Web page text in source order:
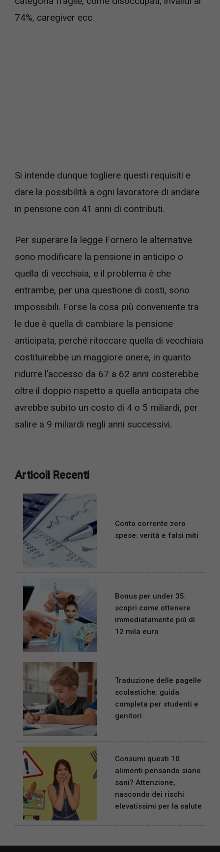
74%, caregiver ecc.
Si intende dunque togliere questi requisiti e
dare la possibilità a ogni lavoratore di andare
in pensione con 41 anni di contributi.
Per superare la legge Fornero le alternative
sono modificare la pensione in anticipo o
quella di vecchiaia, e il problema è che
entrambe, per una questione di costi, sono
impossibili. Forse la cosa più conveniente tra
le due è quella di cambiare la pensione
anticipata, perché ritoccare quella di vecchiaia
costituirebbe un maggiore onere, in quanto
ridurre l’accesso da 67 a 62 anni costerebbe
oltre il doppio rispetto a quella anticipata che
avrebbe subito un costo di 4 o 5 miliardi, per
salire a 9 miliardi negli anni successivi.
Articoli Recenti
Conto corrente zero
spese: verità e falsi miti
Bonus per under 35:
scopri come ottenere
immediatamente più di
12 mila euro
Traduzione delle pagelle
scolastiche: guida
completa per studenti e
genitori
Consumi questi 10
alimenti pensando siano
sani? Attenzione,
nascondo dei rischi
elevatissimi per la salute